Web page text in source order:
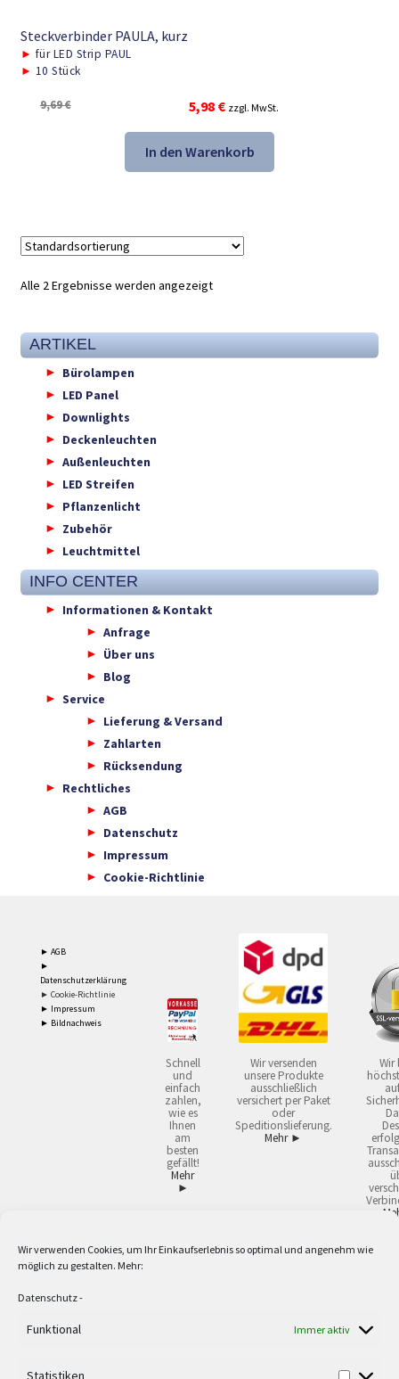
Wir verwenden Cookies, um Ihr Einkaufserlebnis so optimal und angenehm wie
möglich zu gestalten. Mehr:
Datenschutz-
Funktional Immer aktiv
Statistiken
Steckverbinder PAULA, kurz
► für LED Strip PAUL
► 10 Stück
9,69€
Ursprünglicher
Preis
war:
9,69 €
5,98 €Aktueller
Preis
ist:
5,98 €.
zzgl. MwSt.
In den Warenkorb
Alle 2 Ergebnisse werden angezeigt
ARTIKEL
Bürolampen
LED Panel
Downlights
Deckenleuchten
Außenleuchten
LED Streifen
Pflanzenlicht
Zubehör
Leuchtmittel
INFO CENTER
Informationen & Kontakt
Anfrage
Über uns
Blog
Service
Lieferung & Versand
Zahlarten
Rücksendung
Rechtliches
AGB
Datenschutz
Impressum
Cookie-Richtlinie
► AGB
►
Datenschutzerklärung
► Cookie-Richtlinie
► Impressum
► Bildnachweis
Schnell
und
einfach
zahlen,
wie es
Ihnen
am
besten
gefällt!
Mehr
►
Wir versenden
unsere Produkte
ausschließlich
versichert per Paket
oder
Speditionslieferung.
Mehr ►
Wir
2 Lieferzeiten gelten mit Express-24.
Versandkostenfrei ab 59,90 € Nettowarenwert. Inseln ausgenommen. Unsere
Berufe zur Verwendung in der selbständigen, beruflichen oder gewerblichen